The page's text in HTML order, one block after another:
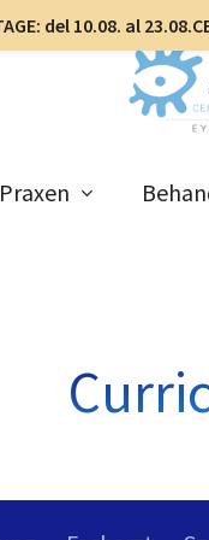
Praxen
del 10.08. al